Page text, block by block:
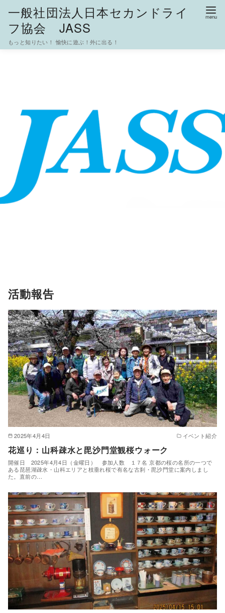
一般社団法人日本セカンドライ
フ協会 JASS
もっと知りたい！ 愉快に遊ぶ！外に出る！
活動報告
2025年4月4日 イベント紹介
花巡り：山科疎水と毘沙門堂観桜ウォーク
開催日 2025年4月4日（金曜日） 参加人数 １７名 京都の桜の名所の一つで
ある琵琶湖疎水・山科エリアと枝垂れ桜で有名な古刹・毘沙門堂に案内しまし
た。直前の…